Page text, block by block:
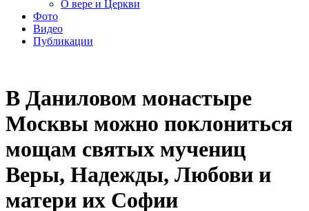
О вере и Церкви
Фото
Видео
Публикации
В Даниловом монастыре
Москвы можно поклониться
мощам святых мучениц
Веры, Надежды, Любови и
матери их Софии